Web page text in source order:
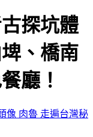
探坑體
、橋南
廳！
肉魯 走遍台灣秘